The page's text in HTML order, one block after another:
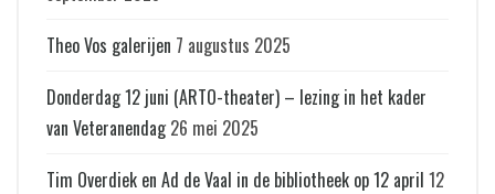
Theo Vos galerijen 7 augustus 2025
Donderdag 12 juni (ARTO-theater) – lezing in het kader
van Veteranendag 26 mei 2025
Tim Overdiek en Ad de Vaal in de bibliotheek op 12 april 12